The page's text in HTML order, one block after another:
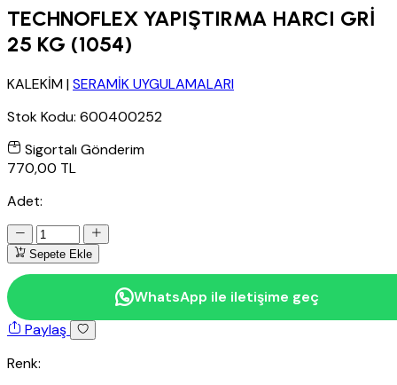
TECHNOFLEX YAPIŞTIRMA HARCI GRİ
25 KG (1054)
KALEKİM|SERAMİK UYGULAMALARI
Stok Kodu: 600400252
Sigortalı Gönderim
770,00 TL
Adet:
Sepete Ekle
WhatsApp ile iletişime geç
Paylaş
Renk: